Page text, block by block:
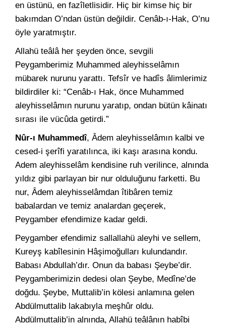
en üstünü, en fazîletlisidir. Hiç bir kimse hiç bir
bakımdan O’ndan üstün değildir. Cenâb-ı-Hak, O’nu
öyle yaratmıştır.
Allahü teâlâ her şeyden önce, sevgili
Peygamberimiz Muhammed aleyhisselâmın
mübarek nurunu yarattı. Tefsîr ve hadîs âlimlerimiz
bildirdiler ki: “Cenâb-ı Hak, önce Muhammed
aleyhisselâmın nurunu yaratıp, ondan bütün kâinatı
sırası ile vücûda getirdi.”
Nûr-ı Muhammedî, Âdem aleyhisselâmın kalbi ve
cesed-i şerîfi yaratılınca, iki kaşı arasına kondu.
Adem aleyhisselâm kendisine ruh verilince, alnında
yıldız gibi parlayan bir nur olduluğunu farketti. Bu
nur, Âdem aleyhisselâmdan îtibâren temiz
babalardan ve temiz analardan geçerek,
Peygamber efendimize kadar geldi.
Peygamber efendimiz sallallahü aleyhi ve sellem,
Kureyş kabîlesinin Hâşimoğulları kulundandır.
Babası Abdullah’dır. Onun da babası Şeybe’dir.
Peygamberimizin dedesi olan Şeybe, Medîne’de
doğdu. Şeybe, Muttalib’in kölesi anlamına gelen
Abdülmuttalib lakabıyla meşhûr oldu.
Abdülmuttalib’in alnında, Allahü teâlânın habîbi